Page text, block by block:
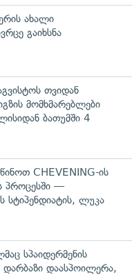
ახალი
გაიხსნა
თვიდან
მომხმარებლები
ბათუმში 4
CHEVENING-ის
პროცესში —
სტიპენდიატის, ლუკა
სპაიდერმენის
დარბაზი დაასპოილერა,